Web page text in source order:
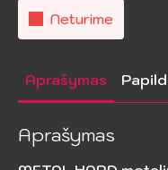
Neturime
Aprašymas
Aprašymas